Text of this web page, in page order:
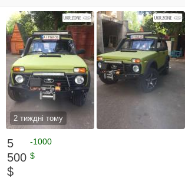
2 тиждні тому
5
500
$
-1000
$